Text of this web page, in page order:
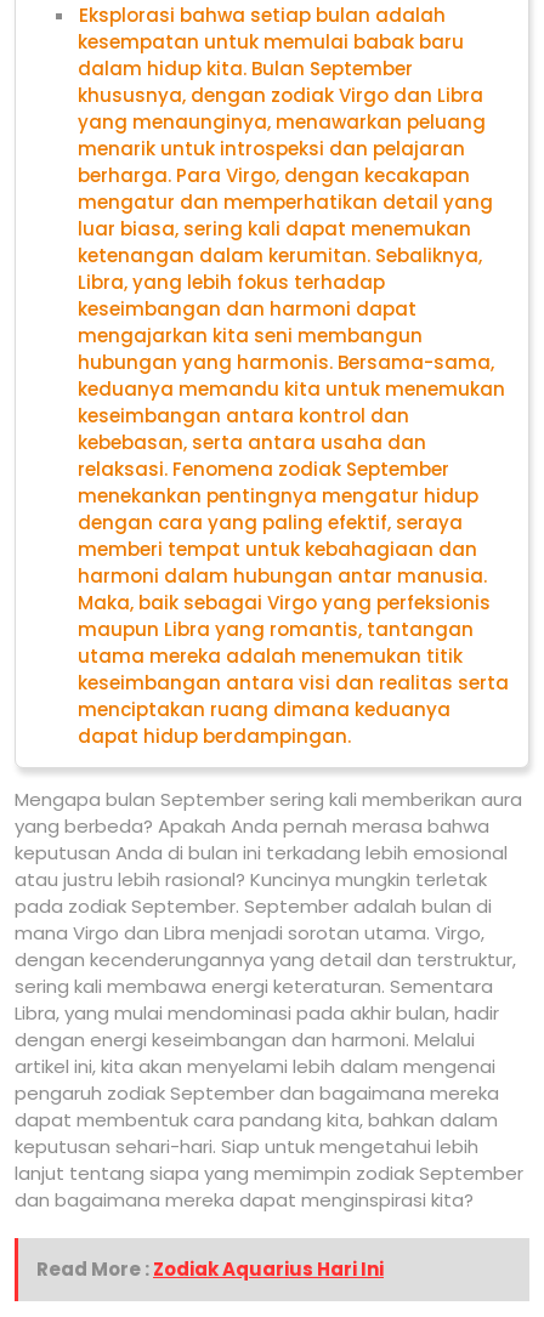
Eksplorasi bahwa setiap bulan adalah
kesempatan untuk memulai babak baru
dalam hidup kita. Bulan September
khususnya, dengan zodiak Virgo dan Libra
yang menaunginya, menawarkan peluang
menarik untuk introspeksi dan pelajaran
berharga. Para Virgo, dengan kecakapan
mengatur dan memperhatikan detail yang
luar biasa, sering kali dapat menemukan
ketenangan dalam kerumitan. Sebaliknya,
Libra, yang lebih fokus terhadap
keseimbangan dan harmoni dapat
mengajarkan kita seni membangun
hubungan yang harmonis. Bersama-sama,
keduanya memandu kita untuk menemukan
keseimbangan antara kontrol dan
kebebasan, serta antara usaha dan
relaksasi. Fenomena zodiak September
menekankan pentingnya mengatur hidup
dengan cara yang paling efektif, seraya
memberi tempat untuk kebahagiaan dan
harmoni dalam hubungan antar manusia.
Maka, baik sebagai Virgo yang perfeksionis
maupun Libra yang romantis, tantangan
utama mereka adalah menemukan titik
keseimbangan antara visi dan realitas serta
menciptakan ruang dimana keduanya
dapat hidup berdampingan.
Mengapa bulan September sering kali memberikan aura
yang berbeda? Apakah Anda pernah merasa bahwa
keputusan Anda di bulan ini terkadang lebih emosional
atau justru lebih rasional? Kuncinya mungkin terletak
pada zodiak September. September adalah bulan di
mana Virgo dan Libra menjadi sorotan utama. Virgo,
dengan kecenderungannya yang detail dan terstruktur,
sering kali membawa energi keteraturan. Sementara
Libra, yang mulai mendominasi pada akhir bulan, hadir
dengan energi keseimbangan dan harmoni. Melalui
artikel ini, kita akan menyelami lebih dalam mengenai
pengaruh zodiak September dan bagaimana mereka
dapat membentuk cara pandang kita, bahkan dalam
keputusan sehari-hari. Siap untuk mengetahui lebih
lanjut tentang siapa yang memimpin zodiak September
dan bagaimana mereka dapat menginspirasi kita?
Read More :Zodiak Aquarius Hari Ini